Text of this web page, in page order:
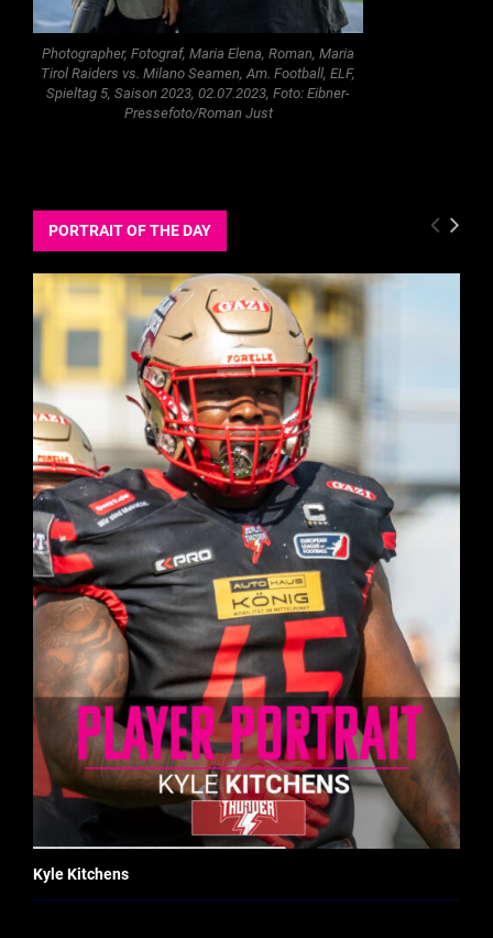
Photographer, Fotograf, Maria Elena, Roman, Maria
Tirol Raiders vs. Milano Seamen, Am. Football, ELF,
Spieltag 5, Saison 2023, 02.07.2023, Foto: Eibner-
Pressefoto/Roman Just
PORTRAIT OF THE DAY
Kyle Kitchens